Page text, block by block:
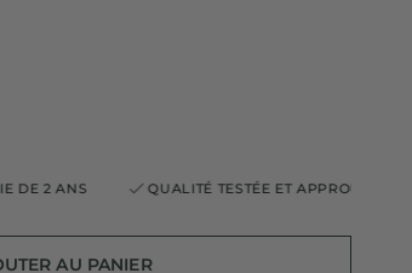
QUALITÉ TESTÉE ET APPROUVÉE
AU PANIER